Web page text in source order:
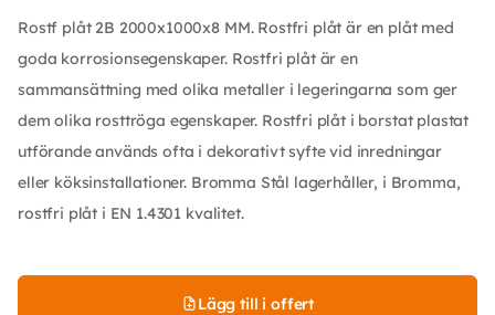
Rostf plåt 2B 2000x1000x8 MM. Rostfri plåt är en plåt med
goda korrosionsegenskaper. Rostfri plåt är en
sammansättning med olika metaller i legeringarna som ger
dem olika rosttröga egenskaper. Rostfri plåt i borstat plastat
utförande används ofta i dekorativt syfte vid inredningar
eller köksinstallationer. Bromma Stål lagerhåller, i Bromma,
rostfri plåt i EN 1.4301 kvalitet.
Lägg till i offert